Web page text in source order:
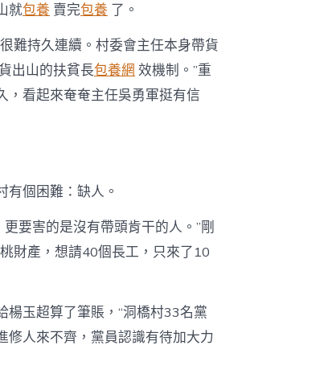
就包養 賣完包養 了。
難持久連續。村委會主任本身帶貨
出山的扶貧長包養網 效機制。”重
，看起來奄奄主任吳勇軍挺有信
有個困難：缺人。
更要害的是沒有帶頭肯干的人。”剛
財產，想請40個長工，只來了10
玉超算了筆賬，“洞橋村33名黨
修人來不齊，黨員認識有待加大力